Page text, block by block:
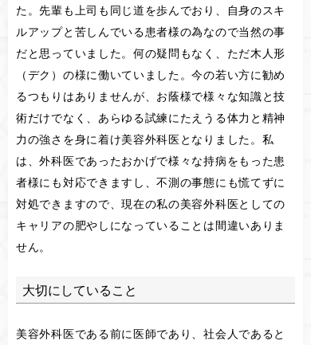
た。先輩も上司も同じ道を歩んでおり、自身のスキ
ルアップと苦しんでいる患者様の為なので当然の事
だと思っていました。何の疑問もなく、ただ木人形
（デク）の様に働いていました。今の若い方に勧め
るつもりはありませんが、お蔭様で様々な知識と技
術だけでなく、あらゆる試練にたえうる体力と精神
力の強さを身に着け美容外科医となりました。私
は、外科医であったおかげで様々な持病をもった患
者様にも対応できますし、不測の事態にも慌てずに
対処できますので、現在の私の美容外科医としての
キャリアの肥やしになっていることは間違いありま
せん。
大切にしていること
美容外科医である前に医師であり、社会人であると